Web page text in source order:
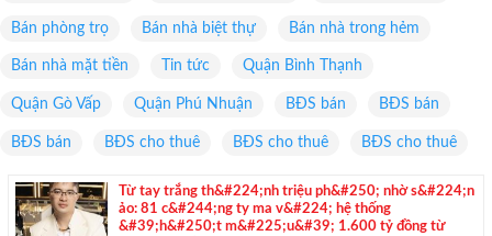
Bán phòng trọ Bán nhà biệt thự Bán nhà trong hẻm
Bán nhà mặt tiền Tin tức Quận Bình Thạnh
Quận Gò Vấp Quận Phú Nhuận BĐS bán BĐS bán
BĐS bán BĐS cho thuê BĐS cho thuê BĐS cho thuê
Từ tay trắng th&#224;nh triệu ph&#250; nhờ s&#224;n
ảo: 81 c&#244;ng ty ma v&#224; hệ thống
&#39;h&#250;t m&#225;u&#39; 1.600 tỷ đồng từ